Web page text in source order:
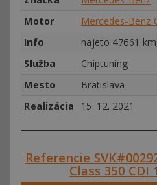
Motor
Mercedes-Benz
Info
najeto 47661
Služba
Chiptuning
Mesto
Bratislava
Realizácia
15. 12. 2021
Referencie
Class 350 CDI